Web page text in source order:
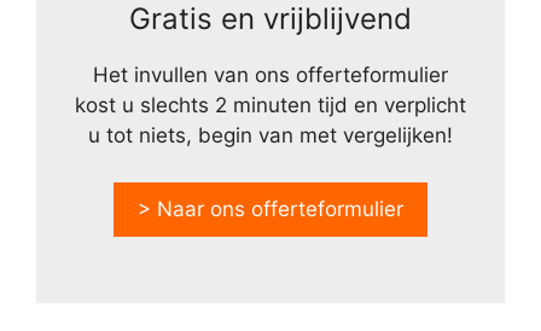
Gratis en vrijblijvend
Het invullen van ons offerteformulier
kost u slechts 2 minuten tijd en verplicht
u tot niets, begin van met vergelijken!
> Naar ons offerteformulier